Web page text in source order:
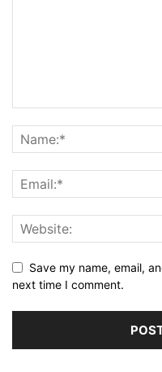
Save my name, email,
next time I comment.